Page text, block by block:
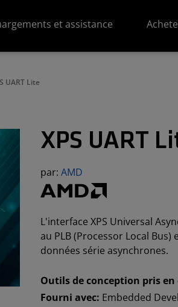
et assistance
UART Lite
XPS UART
par:AMD
L'interface XPS Universal
au PLB (Processor Local
données série asynchrones.
Outils de conception pris en
Fourni avec: Embedded